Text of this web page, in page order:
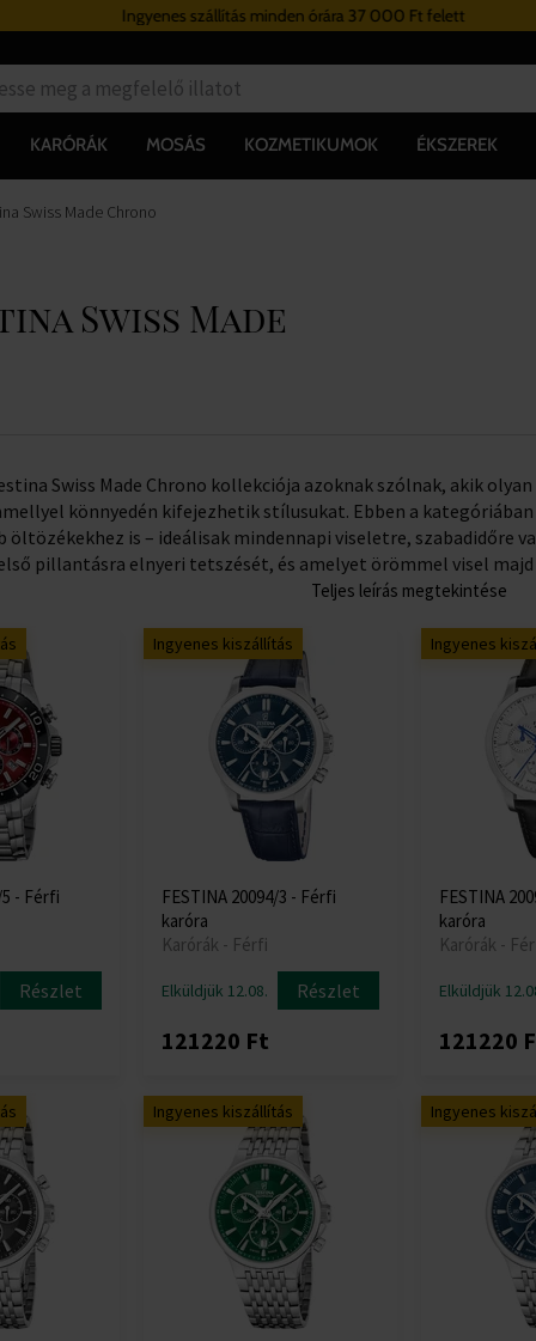
Ingyenes szállítás minden órára 37 000 Ft felett
KARÓRÁK MOSÁS KOZMETIKUMOK ÉKSZEREK
Swiss Made Chrono
Swiss Made
Swiss Made Chrono kollekciója azoknak szólnak, akik
könnyedén kifejezhetik stílusukat. Ebben a
öltözékekhez is – ideálisak mindennapi viseletre, szabadidőre
pillantásra elnyeri tetszését, és amelyet örömmel visel majd
Teljes leírás megtekintése
5 - Férfi
Részlet
Ingyenes kiszállítás
FESTINA 20094/3 - Férfi
karóra
Karórák - Férfi
Elküldjük 12.08. Részlet
121220 Ft
Ingyenes
FESTINA
karóra
Karórák -
Elküldjük
121220
Ingyenes kiszállítás Ingyenes